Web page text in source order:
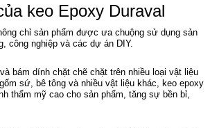
keo Epoxy Duraval
chỉ sản phẩm được ưa chuộng sử dụng sản
công nghiệp và các dự án DIY.
bám dính chặt chẽ chặt trên nhiều loại vật liệu
sứ, bê tông và nhiều vật liệu khác, keo epoxy
thẩm mỹ cao cho sản phẩm, tăng sự bền bỉ,